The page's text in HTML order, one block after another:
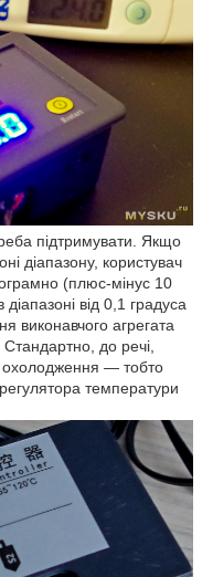
підтримувати. Якщо
діапазону, користувач
(плюс-мінус 10
від 0,1 градуса
виконавчого агрегата
до речі,
— тобто
температури